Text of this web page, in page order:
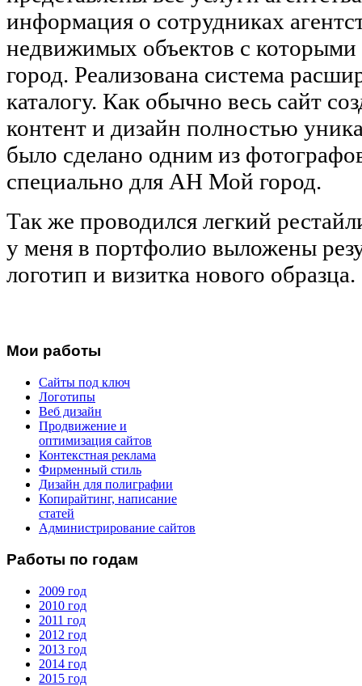
информация о сотрудниках
недвижимых объектов с
город. Реализована система
каталогу. Как обычно весь сайт
контент и дизайн полностью
было сделано одним из
специально для АН Мой город.
Так же проводился легкий
у меня в портфолио выложены
логотип и визитка нового образца.
Мои работы
Сайты под ключ
Логотипы
Веб дизайн
Продвижение и
оптимизация сайтов
Контекстная реклама
Фирменный стиль
Дизайн для полиграфии
Копирайтинг, написание
статей
Администрирование сайтов
Работы по годам
2009 год
2010 год
2011 год
2012 год
2013 год
2014 год
2015 год